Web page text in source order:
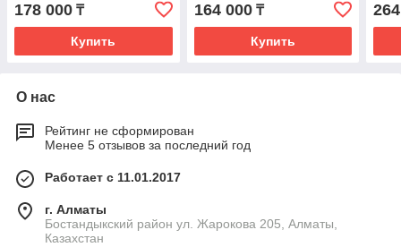
178 000 ₸
Купить
164 000₸
Купить
О нас
Рейтинг не сформирован
Менее 5 отзывов за последний год
Работает с 11.01.2017
г. Алматы
Бостандыкский район ул. Жарокова 205, Алматы,
Казахстан